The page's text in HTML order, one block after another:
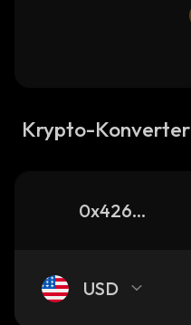
Krypto-Konverter
0x426b7b37b9c02e31870536d4c2fbde756d4e4444_binance_smart
USD